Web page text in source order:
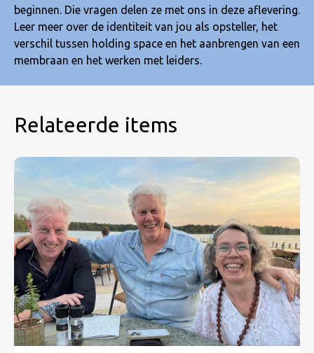
beginnen. Die vragen delen ze met ons in deze aflevering.
Leer meer over de identiteit van jou als opsteller, het
verschil tussen holding space en het aanbrengen van een
membraan en het werken met leiders.
Relateerde items